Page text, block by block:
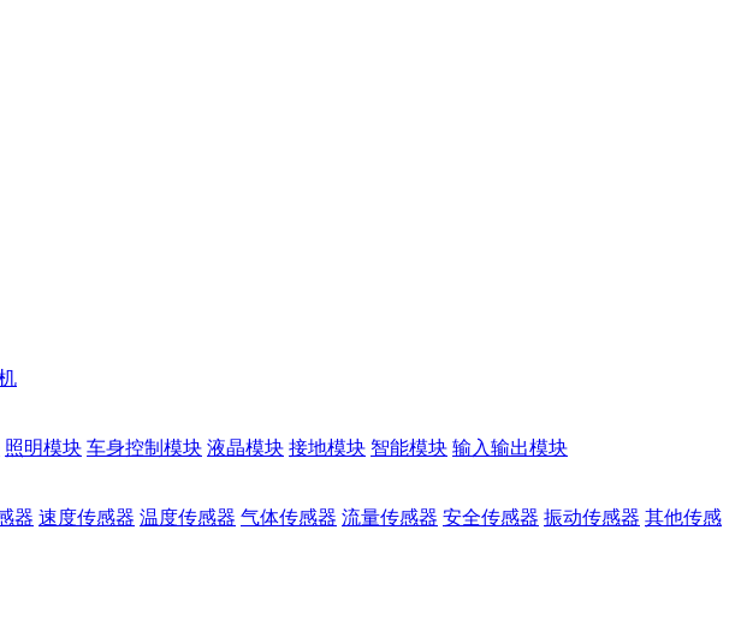
照明模块 车身控制模块 液晶模块 接地模块 智能模块 输入输出模块
器 速度传感器 温度传感器 气体传感器 流量传感器 安全传感器 振动传感器 其他传感